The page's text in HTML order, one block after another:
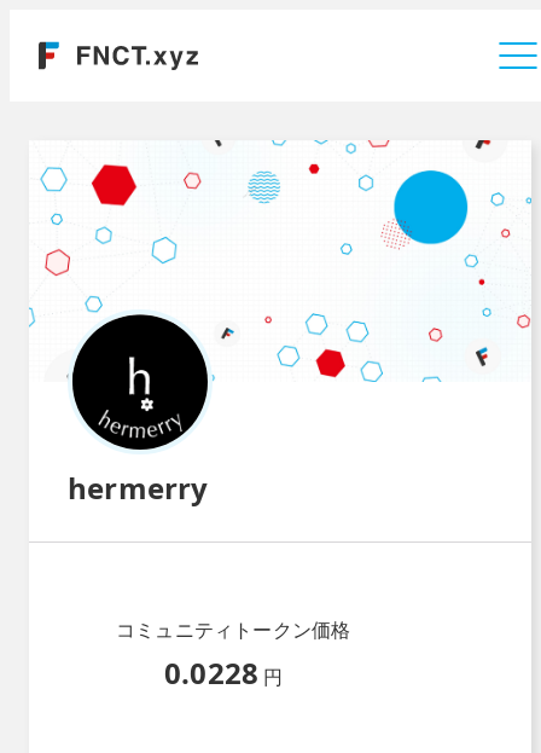
hermerry
コミュニティトークン価格
0.0228 円